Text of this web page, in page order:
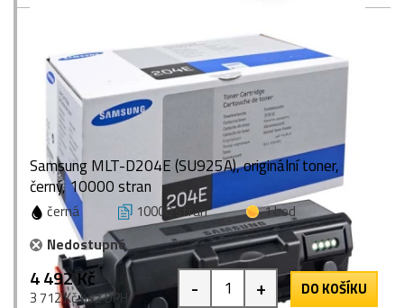
Samsung MLT-D204E (SU925A), originální toner,
černý, 10000 stran
černá 10000 stran
1 bod
Nedostupné
4 492 Kč
3 712 Kč bez DPH - + DO KOŠÍKU